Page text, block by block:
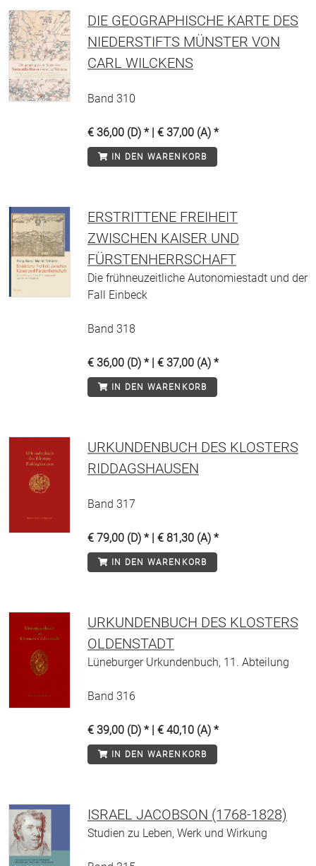
DIE GEOGRAPHISCHE KARTE DES
NIEDERSTIFTS MÜNSTER VON
CARL WILCKENS
Band 310
€ 36,00 (D) * | € 37,00 (A) *
IN DEN WARENKORB
ERSTRITTENE FREIHEIT
ZWISCHEN KAISER UND
FÜRSTENHERRSCHAFT
Die frühneuzeitliche Autonomiestadt und der
Fall Einbeck
Band 318
€ 36,00 (D) * | € 37,00 (A) *
IN DEN WARENKORB
URKUNDENBUCH DES KLOSTERS
RIDDAGSHAUSEN
Band 317
€ 79,00 (D) * | € 81,30 (A) *
IN DEN WARENKORB
URKUNDENBUCH DES KLOSTERS
OLDENSTADT
Lüneburger Urkundenbuch, 11. Abteilung
Band 316
€ 39,00 (D) * | € 40,10 (A) *
IN DEN WARENKORB
ISRAEL JACOBSON (1768-1828)
Studien zu Leben, Werk und Wirkung